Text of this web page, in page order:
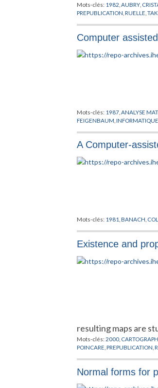
Mots-clés: 1982 ,AUBRY
PREPUBLICATION ,RUELLE ,
Computer
Mots-clés: 1987 ANALYSE
FEIGENBAUM ,INFORMATIQUE
A Computer-
Mots-clés: 1981 ,BANACH
Existence and
resulting maps are
Mots-clés: 2000
POINCARE ,PREPUBLICATION ,
Normal forms for